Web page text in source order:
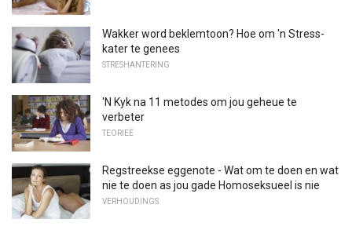
Wakker word beklemtoon? Hoe om 'n Stress-
kater te genees
STRESHANTERING
'N Kyk na 11 metodes om jou geheue te
verbeter
TEORIEË
Regstreekse eggenote - Wat om te doen en wat
nie te doen as jou gade Homoseksueel is nie
VERHOUDINGS